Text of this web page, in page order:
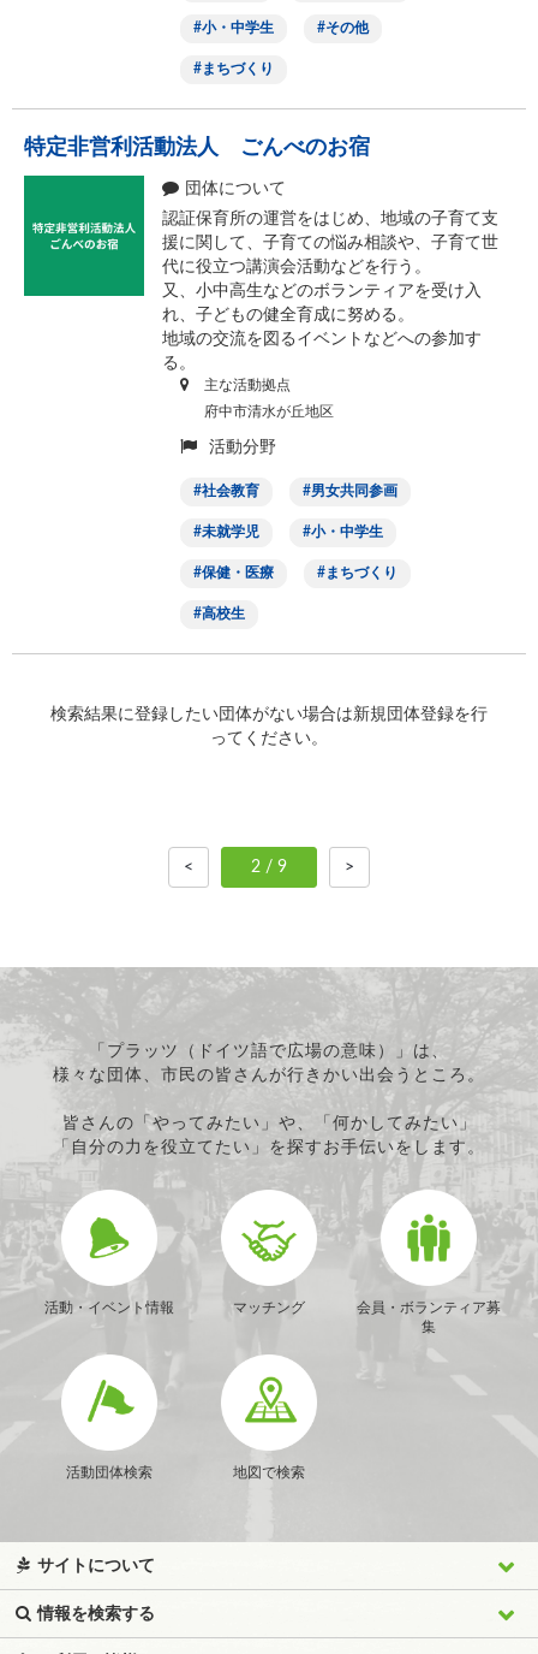
小・中学生 その他
まちづくり
特定非営利活動法人 ごんべのお宿
団体について
認証保育所の運営をはじめ、地域の子育て支
援に関して、子育ての悩み相談や、子育て世
代に役立つ講演会活動などを行う。
又、小中高生などのボランティアを受け入
れ、子どもの健全育成に努める。
地域の交流を図るイベントなどへの参加す
る。
主な活動拠点
府中市清水が丘地区
活動分野
社会教育 男女共同参画
未就学児 小・中学生
保健・医療 まちづくり
高校生
検索結果に登録したい団体がない場合は新規団体登録を行
ってください。
< 2 / 9 >
「プラッツ（ドイツ語で広場の意味）」は、
様々な団体、市民の皆さんが行きかい出会うところ。
皆さんの「やってみたい」や、「何かしてみたい」
「自分の力を役立てたい」を探すお手伝いをします。
活動・イベント情報 マッチング
会員・ボランティア募
集
活動団体検索 地図で検索
サイトについて
情報を検索する